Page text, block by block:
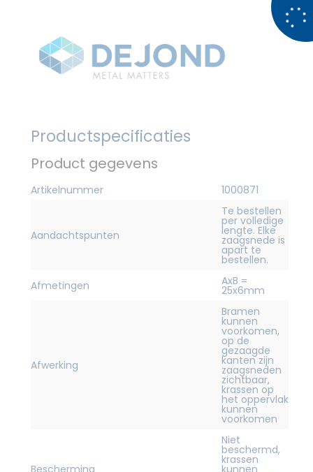
Productspecificaties
Product gegevens
Artikelnummer 1000871
Aandachtspunten
Te bestellen
per volledige
lengte. Elke
zaagsnede is
apart te
bestellen.
Afmetingen
AxB =
25x6mm
Afwerking
Bramen
kunnen
voorkomen,
op de
gezaagde
kanten zijn
zaagsneden
zichtbaar,
krassen op
het oppervlak
kunnen
voorkomen
Bescherming
Niet
beschermd,
krassen
kunnen